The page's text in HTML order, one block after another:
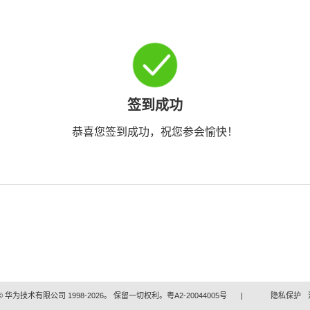
签到成功
恭喜您签到成功，祝您参会愉快！
华为技术有限公司 1998-2026。 保留一切权利。粤A2-20044005号 | 隐私保护